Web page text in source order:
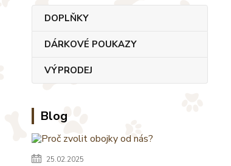
DOPLŇKY
DÁRKOVÉ POUKAZY
VÝPRODEJ
Blog
25.02.2025